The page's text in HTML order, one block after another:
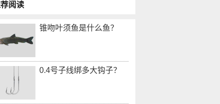
阅读
锥吻叶须鱼是什么鱼？
0.4号子线绑多大钩子？